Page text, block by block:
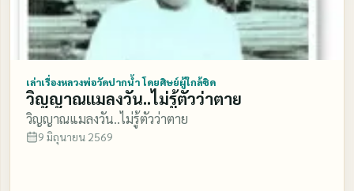
เล่าเรื่องหลวงพ่อวัดปากน้ำ โดยศิษย์ผู้ใกล้ชิด
วิญญาณแมลงวัน..ไม่รู้ตัวว่าตาย
วิญญาณแมลงวัน..ไม่รู้ตัวว่าตาย
9 มิถุนายน 2569